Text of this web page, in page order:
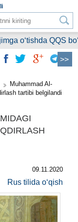
oʻtishda QQS
Muhammad Al-
tartibi belgilandi
09.11.2020
Rus tilida oʻqish